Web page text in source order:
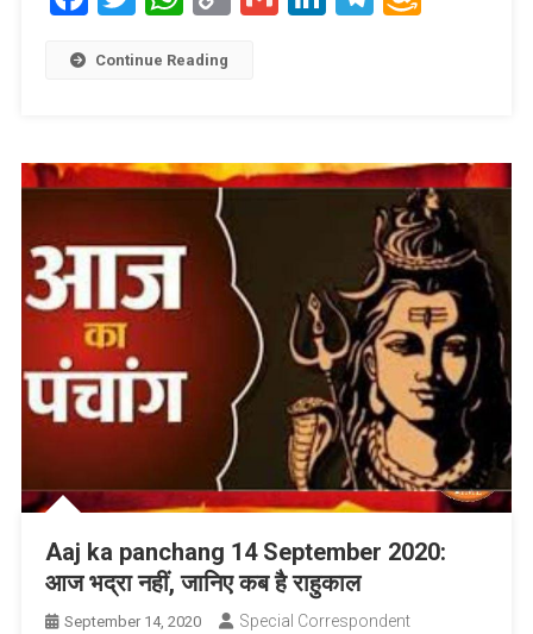
Continue Reading
Aaj ka panchang 14 September 2020:
आज भद्रा नहीं, जानिए कब है राहुकाल
September 14, 2020 Special Correspondent